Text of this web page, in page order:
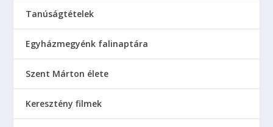
Tanúságtételek
Egyházmegyénk falinaptára
Szent Márton élete
Keresztény filmek